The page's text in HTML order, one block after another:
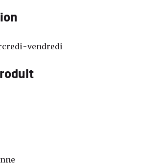
vendredi